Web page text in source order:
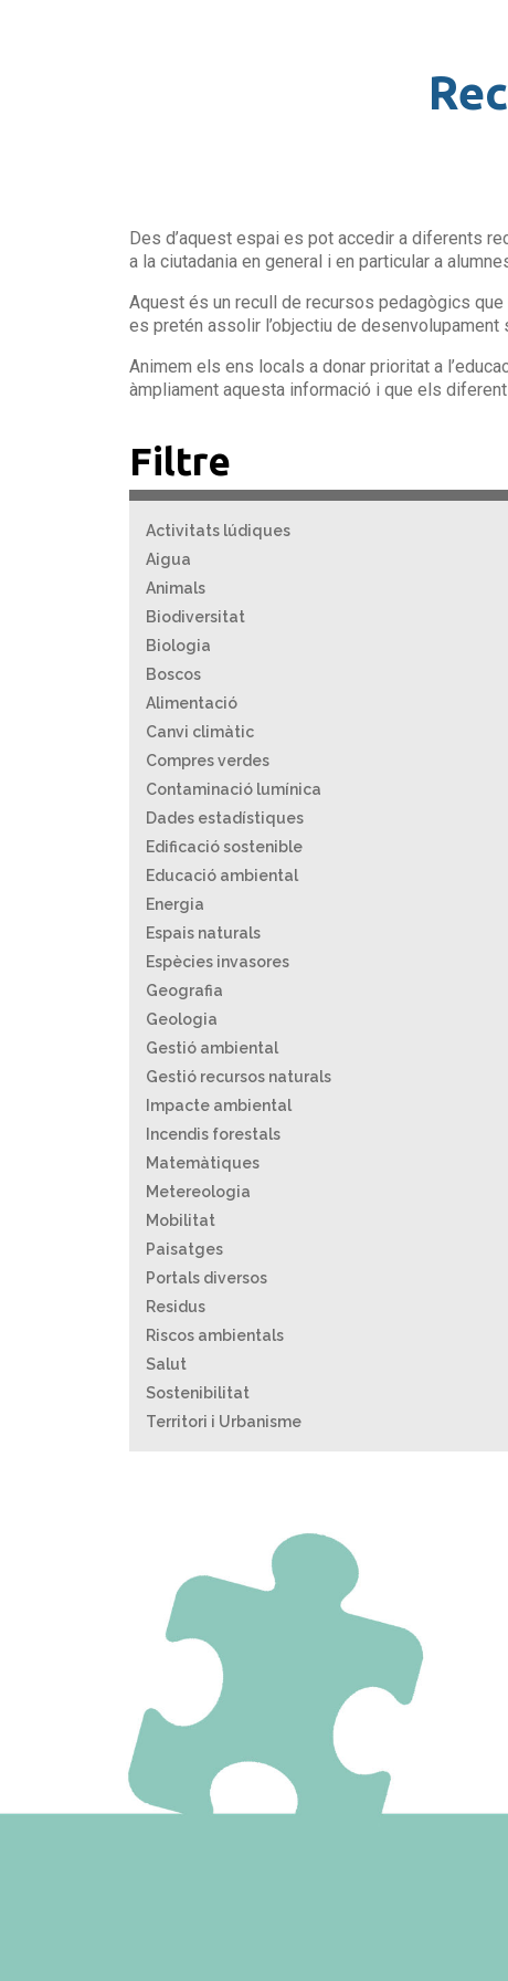
Des d’aquest espai es pot accedir a diferents
a la ciutadania en general i en particular a
Aquest és un recull de recursos pedagògics
es pretén assolir l’objectiu de desenvolupament
Animem els ens locals a donar prioritat a
àmpliament aquesta informació i que els
Filtre
Activitats lúdiques
Aigua
Animals
Biodiversitat
Biologia
Boscos
Alimentació
Canvi climàtic
Compres verdes
Contaminació lumínica
Dades estadístiques
Edificació sostenible
Educació ambiental
Energia
Espais naturals
Espècies invasores
Geografia
Geologia
Gestió ambiental
Gestió recursos naturals
Impacte ambiental
Incendis forestals
Matemàtiques
Metereologia
Mobilitat
Paisatges
Portals diversos
Residus
Riscos ambientals
Salut
Sostenibilitat
Territori i Urbanisme